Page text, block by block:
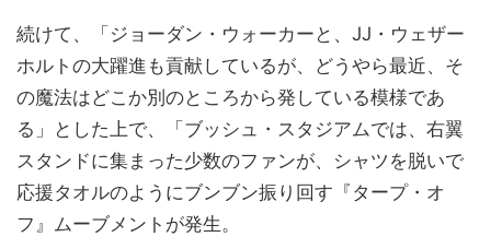
続けて、「ジョーダン・ウォーカーと、JJ・ウェザー
ホルトの大躍進も貢献しているが、どうやら最近、そ
の魔法はどこか別のところから発している模様であ
る」とした上で、「ブッシュ・スタジアムでは、右翼
スタンドに集まった少数のファンが、シャツを脱いで
応援タオルのようにブンブン振り回す『タープ・オ
フ』ムーブメントが発生。